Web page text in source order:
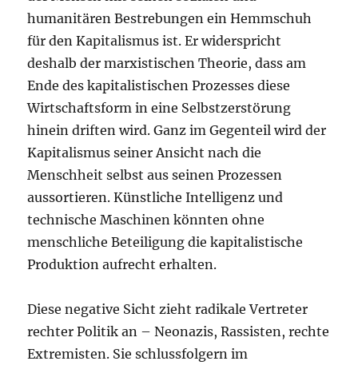
humanitären Bestrebungen ein Hemmschuh
für den Kapitalismus ist. Er widerspricht
deshalb der marxistischen Theorie, dass am
Ende des kapitalistischen Prozesses diese
Wirtschaftsform in eine Selbstzerstörung
hinein driften wird. Ganz im Gegenteil wird der
Kapitalismus seiner Ansicht nach die
Menschheit selbst aus seinen Prozessen
aussortieren. Künstliche Intelligenz und
technische Maschinen könnten ohne
menschliche Beteiligung die kapitalistische
Produktion aufrecht erhalten.
Diese negative Sicht zieht radikale Vertreter
rechter Politik an – Neonazis, Rassisten, rechte
Extremisten. Sie schlussfolgern im